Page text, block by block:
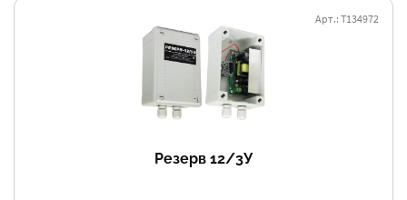
Резерв 12/3У
Арт.: Т134972